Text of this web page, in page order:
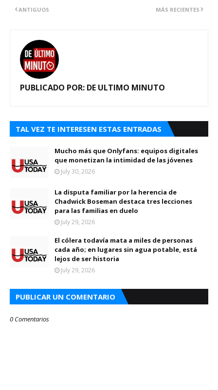
MÁS RECIENTES
ANTIGUOS
PUBLICADO POR: DE ULTIMO MINUTO
TAL VEZ TE INTERESEN ESTAS ENTRADAS
Mucho más que Onlyfans: equipos digitales
que monetizan la intimidad de las jóvenes
July 30, 2026
La disputa familiar por la herencia de
Chadwick Boseman destaca tres lecciones
para las familias en duelo
July 29, 2026
El cólera todavía mata a miles de personas
cada año; en lugares sin agua potable, está
lejos de ser historia
July 29, 2026
PUBLICAR UN COMENTARIO
0 Comentarios